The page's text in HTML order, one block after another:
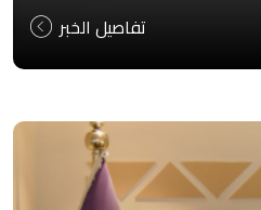
تفاصيل الخبر